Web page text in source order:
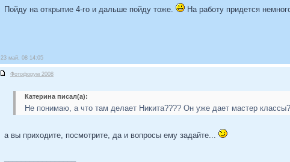
Пойду на открытие 4-го и дальше пойду тоже. На работу придется
23 май, 08 14:05
Фотофорум 2008
Катерина писал(а):
Не понимаю, а что там делает Никита???? Он уже дает мастер
а вы приходите, посмотрите, да и вопросы ему задайте...